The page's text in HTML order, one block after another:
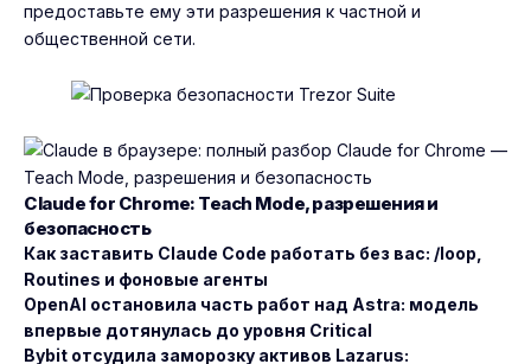
предоставьте ему эти разрешения к частной и
общественной сети.
Claude for Chrome: Teach Mode, разрешения и
безопасность
Как заставить Claude Code работать без вас: /loop,
Routines и фоновые агенты
OpenAI остановила часть работ над Astra: модель
впервые дотянулась до уровня Critical
Bybit отсудила заморозку активов Lazarus: